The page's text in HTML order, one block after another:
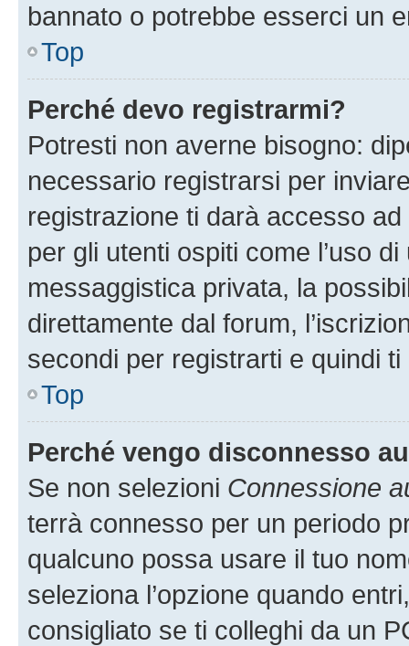
bannato o potrebbe esserci un
Top
Perché devo registrarmi?
Potresti non averne bisogno:
necessario registrarsi per
registrazione ti darà accesso
per gli utenti ospiti come l’uso
messaggistica privata, la
direttamente dal forum,
secondi per registrarti e quindi
Top
Perché vengo disconnesso
Se non selezioni Connessione
terrà connesso per un periodo
qualcuno possa usare il tuo
seleziona l’opzione quando
consigliato se ti colleghi da un